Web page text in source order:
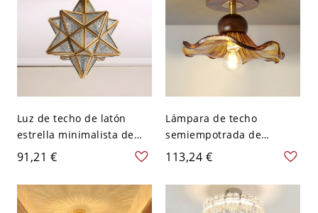
Luz de techo de latón
estrella minimalista de
vidrio para pasillo - 110 A
120 V 20,32 cm Vidrio
prismático
91,21 €
Lámpara de techo
semiempotrada de
madera de nogal de estilo
asiático con pantalla de
vidrio - 110 A 120 V
marrón
113,24 €